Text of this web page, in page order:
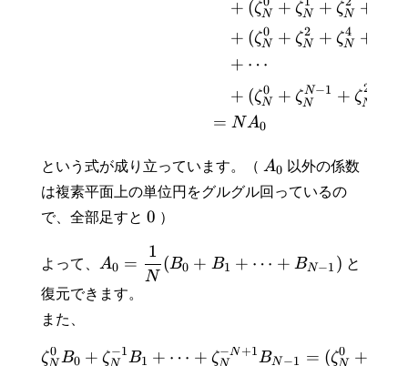
=
+ (ζN + ζN + ζN +
+ (ζN
0 + ζN
2 + ζN
4 +
+ ⋯
+ (ζN
0 + ζN
N−1 + ζN
2
NA0
という式が成り立っています。（ A0 以外の係数
は複素平面上の単位円をグルグル回っているの
で、全部足すと 0 ）
よって、 A0 =
N
1
(B0 + B1 + ⋯ + BN−1 ) と
復元できます。
また、
ζN
0 B0 + ζ−1B1 + ⋯ + ζ−N+1BN−1 = (ζN
0 +